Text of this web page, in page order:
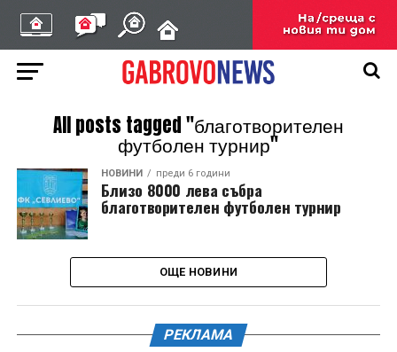
All posts tagged "благотворителен
футболен турнир"
НОВИНИ преди 6 години
Близо 8000 лева събра
благотворителен футболен турнир
ОЩЕ НОВИНИ
РЕКЛАМА